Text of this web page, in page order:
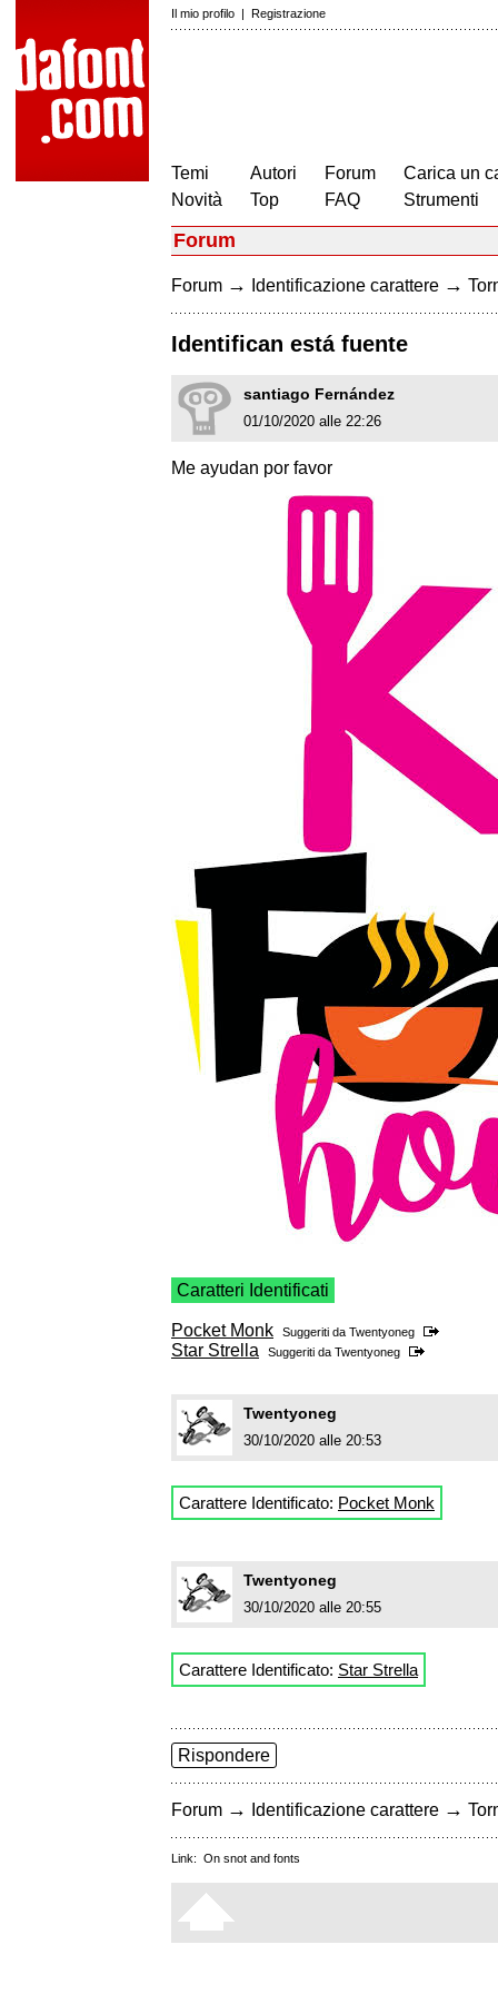
Il mio profilo | Registrazione
Temi
Novità
Autori
Top
Forum
FAQ
Carica un
Strumenti
Forum
Forum → Identificazione carattere →
Identifican está fuente
santiago Fernández
01/10/2020 alle 22:26
Me ayudan por favor
Caratteri Identificati
Pocket Monk Suggeriti da Twentyoneg
Star Strella Suggeriti da Twentyoneg
Twentyoneg
30/10/2020 alle 20:53
Carattere Identificato: Pocket Monk
Twentyoneg
30/10/2020 alle 20:55
Carattere Identificato: Star Strella
Rispondere
Forum → Identificazione carattere →
Link: On snot and fonts